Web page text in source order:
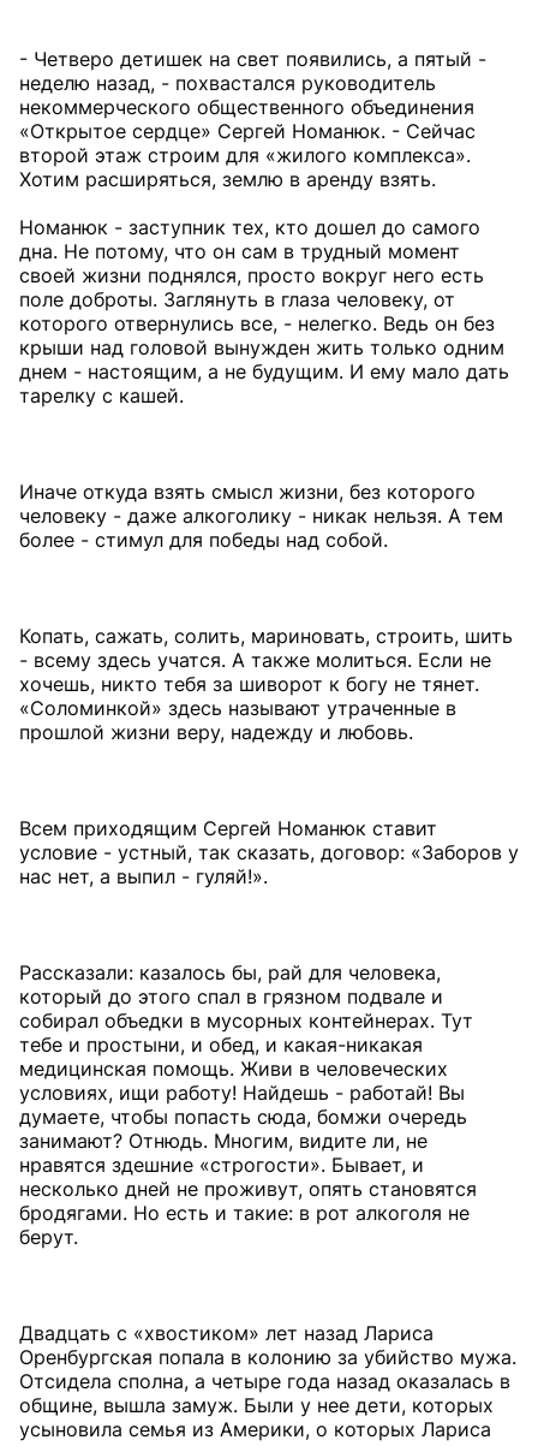
- Четверо детишек на свет появились, а пятый -
неделю назад, - похвастался руководитель
некоммерческого общественного объединения
«Открытое сердце» Сергей Номанюк. - Сейчас
второй этаж строим для «жилого комплекса».
Хотим расширяться, землю в аренду взять.
Номанюк - заступник тех, кто дошел до самого
дна. Не потому, что он сам в трудный момент
своей жизни поднялся, просто вокруг него есть
поле доброты. Заглянуть в глаза человеку, от
которого отвернулись все, - нелегко. Ведь он без
крыши над головой вынужден жить только одним
днем - настоящим, а не будущим. И ему мало дать
тарелку с кашей.
Иначе откуда взять смысл жизни, без которого
человеку - даже алкоголику - никак нельзя. А тем
более - стимул для победы над собой.
Копать, сажать, солить, мариновать, строить, шить
- всему здесь учатся. А также молиться. Если не
хочешь, никто тебя за шиворот к богу не тянет.
«Соломинкой» здесь называют утраченные в
прошлой жизни веру, надежду и любовь.
Всем приходящим Сергей Номанюк ставит
условие - устный, так сказать, договор: «Заборов у
нас нет, а выпил - гуляй!».
Рассказали: казалось бы, рай для человека,
который до этого спал в грязном подвале и
собирал объедки в мусорных контейнерах. Тут
тебе и простыни, и обед, и какая-никакая
медицинская помощь. Живи в человеческих
условиях, ищи работу! Найдешь - работай! Вы
думаете, чтобы попасть сюда, бомжи очередь
занимают? Отнюдь. Многим, видите ли, не
нравятся здешние «строгости». Бывает, и
несколько дней не проживут, опять становятся
бродягами. Но есть и такие: в рот алкоголя не
берут.
Двадцать с «хвостиком» лет назад Лариса
Оренбургская попала в колонию за убийство мужа.
Отсидела сполна, а четыре года назад оказалась в
общине, вышла замуж. Были у нее дети, которых
усыновила семья из Америки, о которых Лариса